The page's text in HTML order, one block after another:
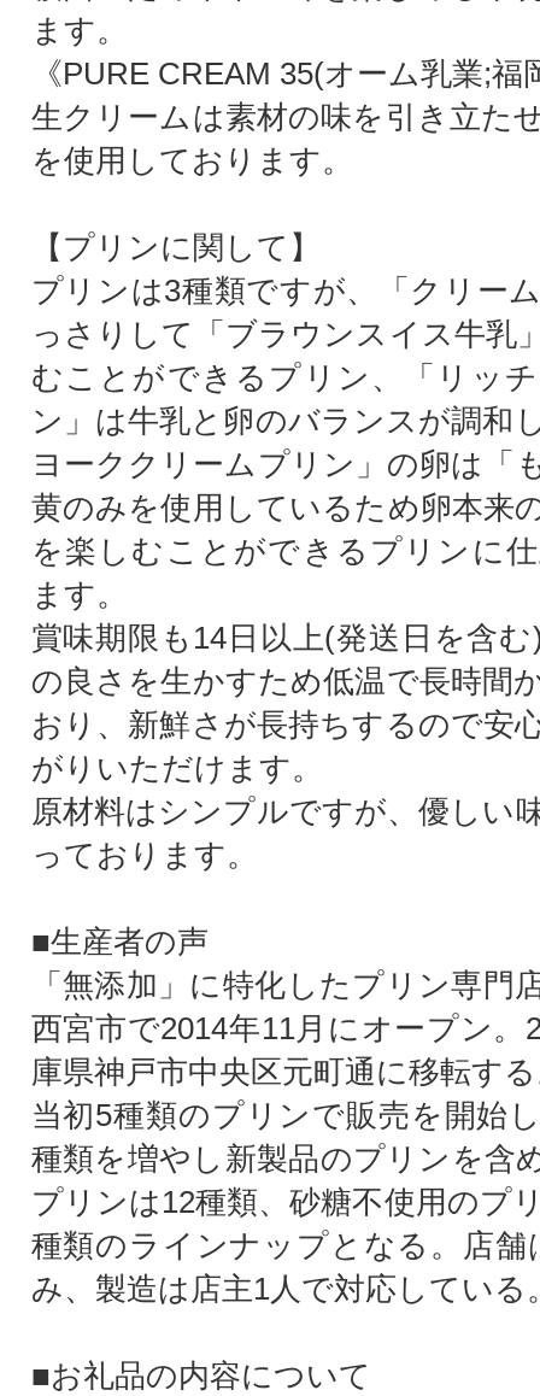
ます。
《PURE CREAM 35(オーム乳業;福
生クリームは素材の味を引き立た
を使用しております。
【プリンに関して】
プリンは3種類ですが、「クリー
っさりして「ブラウンスイス牛乳
むことができるプリン、「リッ
ン」は牛乳と卵のバランスが調和
ヨーククリームプリン」の卵は「
黄のみを使用しているため卵本来
を楽しむことができるプリンに
ます。
賞味期限も14日以上(発送日を含
の良さを生かすため低温で長時間
おり、新鮮さが長持ちするので安
がりいただけます。
原材料はシンプルですが、優しい
っております。
■生産者の声
「無添加」に特化したプリン専門
西宮市で2014年11月にオープン。
庫県神戸市中央区元町通に移転す
当初5種類のプリンで販売を開始
種類を増やし新製品のプリンを含
プリンは12種類、砂糖不使用のプ
種類のラインナップとなる。店舗
み、製造は店主1人で対応している
■お礼品の内容について